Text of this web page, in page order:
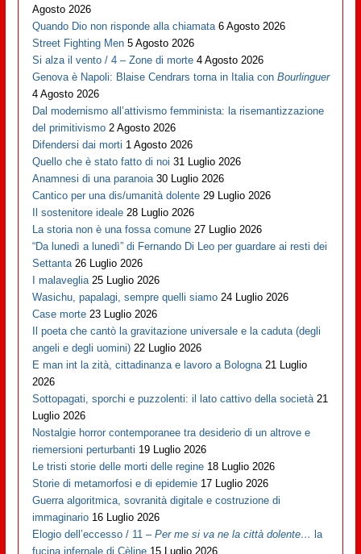
Agosto 2026
Quando Dio non risponde alla chiamata 6 Agosto 2026
Street Fighting Men 5 Agosto 2026
Si alza il vento / 4 – Zone di morte 4 Agosto 2026
Genova è Napoli: Blaise Cendrars torna in Italia conBourlinguer
4 Agosto 2026
Dal modernismo all’attivismo femminista: la risemantizzazione
del primitivismo 2 Agosto 2026
Difendersi dai morti 1 Agosto 2026
Quello che è stato fatto di noi 31 Luglio 2026
Anamnesi di una paranoia 30 Luglio 2026
Cantico per una dis/umanità dolente 29 Luglio 2026
Il sostenitore ideale 28 Luglio 2026
La storia non è una fossa comune 27 Luglio 2026
“Da lunedì a lunedì” di Fernando Di Leo per guardare ai resti dei
Settanta 26 Luglio 2026
I malaveglia 25 Luglio 2026
Wasichu, papalagi, sempre quelli siamo 24 Luglio 2026
Case morte 23 Luglio 2026
Il poeta che cantò la gravitazione universale e la caduta (degli
angeli e degli uomini) 22 Luglio 2026
E man int la zità, cittadinanza e lavoro a Bologna 21 Luglio
2026
Sottopagati, sporchi e puzzolenti: il lato cattivo della società 21
Luglio 2026
Nostalgie horror contemporanee tra desiderio di un altrove e
riemersioni perturbanti 19 Luglio 2026
Le tristi storie delle morti delle regine 18 Luglio 2026
Storie di metamorfosi e di epidemie 17 Luglio 2026
Guerra algoritmica, sovranità digitale e costruzione di
immaginario 16 Luglio 2026
Elogio dell’eccesso / 11 –Per me si va ne la città dolente… la
fucina infernale di Cèline 15 Luglio 2026